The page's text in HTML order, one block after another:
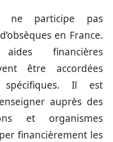
ne participe pas
en France.
financières
être accordées
Il est
auprès des
et organismes
financièrement les